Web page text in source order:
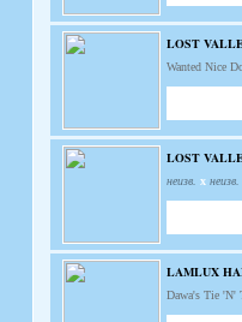
LOST
Wanted Nice
LOST
неизв. x неизв.
LAMLUX
Dawa's Tie 'N'